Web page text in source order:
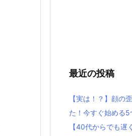
最近の投稿
【実は！？】顔の
た！今すぐ始める5
【40代からでも